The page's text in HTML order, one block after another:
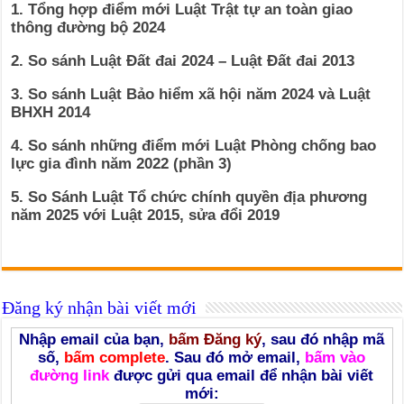
1. Tổng hợp điểm mới Luật Trật tự an toàn giao
thông đường bộ 2024
2. So sánh Luật Đất đai 2024 – Luật Đất đai 2013
3. So sánh Luật Bảo hiểm xã hội năm 2024 và Luật
BHXH 2014
4. So sánh những điểm mới Luật Phòng chống bao
lực gia đình năm 2022 (phần 3)
5. So Sánh Luật Tổ chức chính quyền địa phương
năm 2025 với Luật 2015, sửa đổi 2019
Đăng ký nhận bài viết mới
Nhập email của bạn, bấm Đăng ký, sau đó nhập mã
số, bấm complete. Sau đó mở email, bấm vào
đường linkđược gửi qua email để nhận bài viết
mới: